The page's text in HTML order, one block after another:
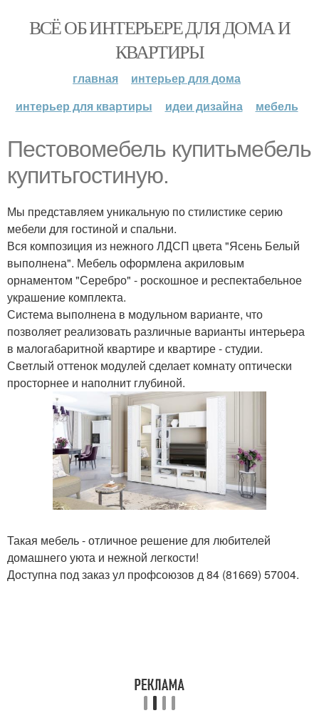
ВСЁ ОБ ИНТЕРЬЕРЕ ДЛЯ ДОМА И
КВАРТИРЫ
главная
интерьер для дома
интерьер для квартиры
идеи дизайна мебель
Пестовомебель купитьмебель
купитьгостиную.
Мы представляем уникальную по стилистике серию
мебели для гостиной и спальни.
Вся композиция из нежного ЛДСП цвета "Ясень Белый
выполнена". Мебель оформлена акриловым
орнаментом "Серебро" - роскошное и респектабельное
украшение комплекта.
Система выполнена в модульном варианте, что
позволяет реализовать различные варианты интерьера
в малогабаритной квартире и квартире - студии.
Светлый оттенок модулей сделает комнату оптически
просторнее и наполнит глубиной.
Такая мебель - отличное решение для любителей
домашнего уюта и нежной легкости!
Доступна под заказ ул профсоюзов д 84 (81669) 57004.